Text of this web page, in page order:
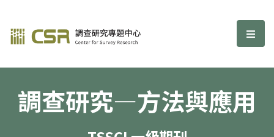
調查研究—方法與應用期刊 選
調查研究—方法與應用